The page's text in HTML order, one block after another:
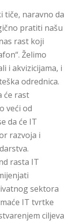
tiče, naravno da
pratiti našu
rast koji
Želimo
i akvizicijama, i
odrednica.
će rast
veći od
da će IT
razvoja i
rasta IT
sektora
IT tvrtke
ciljeva